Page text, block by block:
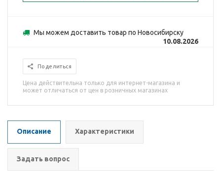
Мы можем доставить товар по Новосибирску
10.08.2026
Поделиться
Цена действительна только для интернет-магазина и
может отличаться от цен в розничных магазинах
Описание Характеристики
Задать вопрос